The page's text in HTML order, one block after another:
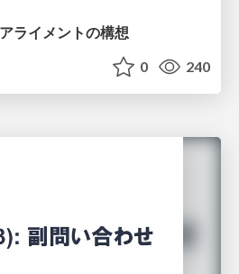
ライメントの構想
0 240